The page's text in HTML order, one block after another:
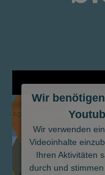
Wir
Wir verwenden
Videoinhalte
Ihren Aktivitäten
durch und